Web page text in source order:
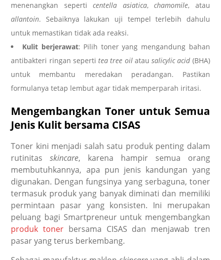
menenangkan seperticentella asiatica,chamomile, atau
allantoin. Sebaiknya lakukan uji tempel terlebih dahulu
untuk memastikan tidak ada reaksi.
Kulit berjerawat: Pilih toner yang mengandung bahan
antibakteri ringan seperti tea tree oilatausalicylic acid(BHA)
untuk membantu meredakan peradangan. Pastikan
formulanya tetap lembut agar tidak memperparah iritasi.
Mengembangkan Toner untuk Semua
Jenis Kulit bersama CISAS
Toner kini menjadi salah satu produk penting dalam
rutinitas skincare, karena hampir semua orang
membutuhkannya, apa pun jenis kandungan yang
digunakan. Dengan fungsinya yang serbaguna, toner
termasuk produk yang banyak diminati dan memiliki
permintaan pasar yang konsisten. Ini merupakan
peluang bagi Smartpreneur untuk mengembangkan
produk toner bersama CISAS dan menjawab tren
pasar yang terus berkembang.